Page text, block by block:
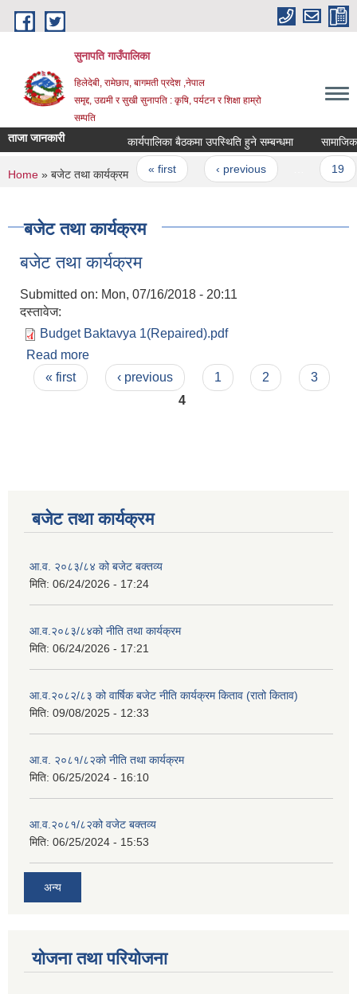
Skip to main content
सुनापति गाउँपालिका
हिलेदेबी, रामेछाप, बागमती प्रदेश ,नेपाल
समृद्द, उद्यमी र सुखी सुनापति : कृषि, पर्यटन र शिक्षा हाम्रो
सम्पति
ताजा जानकारी कार्यपालिका बैठकमा उपस्थिति हुने सम्बन्धमा सामाजिक
Pages
« first ‹ previous
You are here
Home » बजेट तथा कार्यक्रम
बजेट तथा कार्यक्रम
बजेट तथा कार्यक्रम
Submitted on: Mon, 07/16/2018 - 20:11
दस्तावेज:
Budget Baktavya 1(Repaired).pdf
Read more
Pages
« first ‹ previous 1 2
3
4
बजेट तथा कार्यक्रम
आ.व. २०८३/८४ को बजेट बक्तव्य
मिति: 06/24/2026 - 17:24
आ.व.२०८३/८४को नीति तथा कार्यक्रम
मिति: 06/24/2026 - 17:21
आ.व.२०८२/८३ को वार्षिक बजेट नीति कार्यक्रम किताव (रातो किताव)
मिति: 09/08/2025 - 12:33
आ.व. २०८१/८२को नीति तथा कार्यक्रम
मिति: 06/25/2024 - 16:10
आ.व.२०८१/८२को वजेट बक्तव्य
मिति: 06/25/2024 - 15:53
अन्य
योजना तथा परियोजना